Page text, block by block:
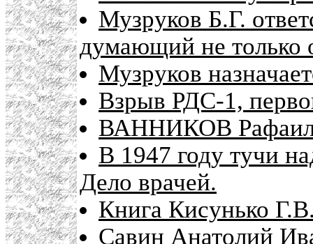
Музруков Б.Г.
думающий не только
Музруков
Взрыв РДС-1,
ВАННИКОВ Рафаил
В 1947 году тучи
Дело врачей.
Книга Кисунько
Савин Анатолий